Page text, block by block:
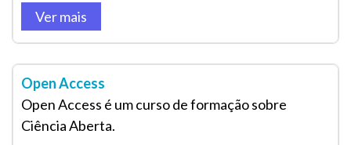
Ver mais
Open Access
Open Access é um curso de formação sobre
Ciência Aberta.